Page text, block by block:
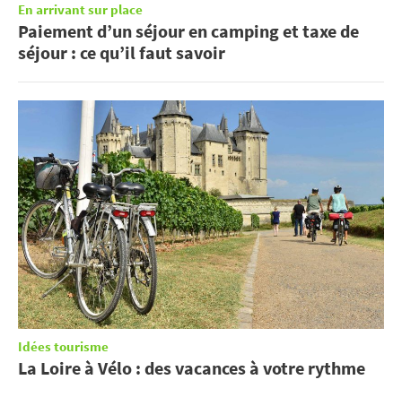
En arrivant sur place
Paiement d’un séjour en camping et taxe de
séjour : ce qu’il faut savoir
Idées tourisme
La Loire à Vélo : des vacances à votre rythme